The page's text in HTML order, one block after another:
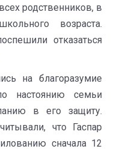
родственников, в
возраста.
отказаться
на благоразумие
настоянию семьи
в его защиту.
что Гаспар
сначала 12